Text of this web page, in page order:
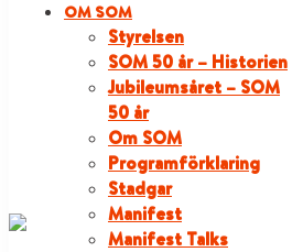
OM SOM
Styrelsen
SOM 50 år – Historien
Jubileumsåret – SOM
50 år
Om SOM
Programförklaring
Stadgar
Manifest
Manifest Talks